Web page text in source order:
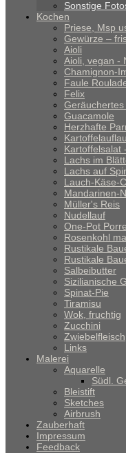
Sonstige
Kochen
Priese, Msp
Gewürze –
Aioli
Aioli, vegan -
Chamignon-
Faule
Felix
Guacamole
Herzhafte
Kartoffelsalat
Lachs im
Lachs auf
Lauch-Käse-
Mandarinen-
Müller's Reis
Nudellauf
One-Pot
Rosenkohl
Rustikale
Rustikale
Salbeibutter
Sizilianische
Spinat-Pie
Tiramisu
Wok, fruchtig
Zucchini
Zwiebelfleisch
Links
Malerei
Aquarelle
Südl.
Bleistift
Sketches
Airbrush
Zauberhaft
Impressum
Feedback